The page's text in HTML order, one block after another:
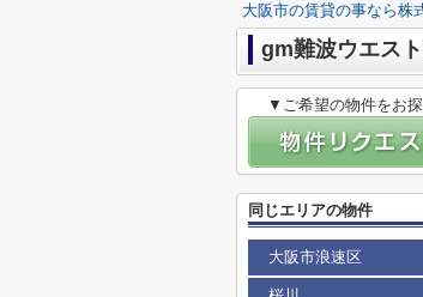
大阪市の賃貸の事なら株
gm難波ウエス
▼ご希望の物件をお
同じエリアの物件
大阪市浪速区